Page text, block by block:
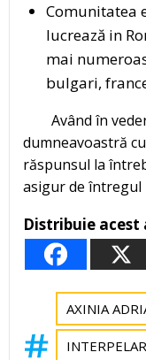
Comunitatea
lucrează in
mai
bulgari,
Având în
dumneavoastră
răspunsul la
asigur de întregul
Distribuie acest
AXINIA